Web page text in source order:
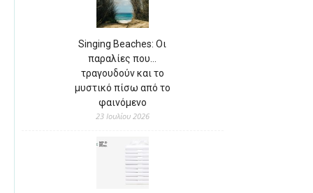
Singing Beaches: Οι
παραλίες που…
τραγουδούν και το
μυστικό πίσω από το
φαινόμενο
23 Ιουλίου 2026